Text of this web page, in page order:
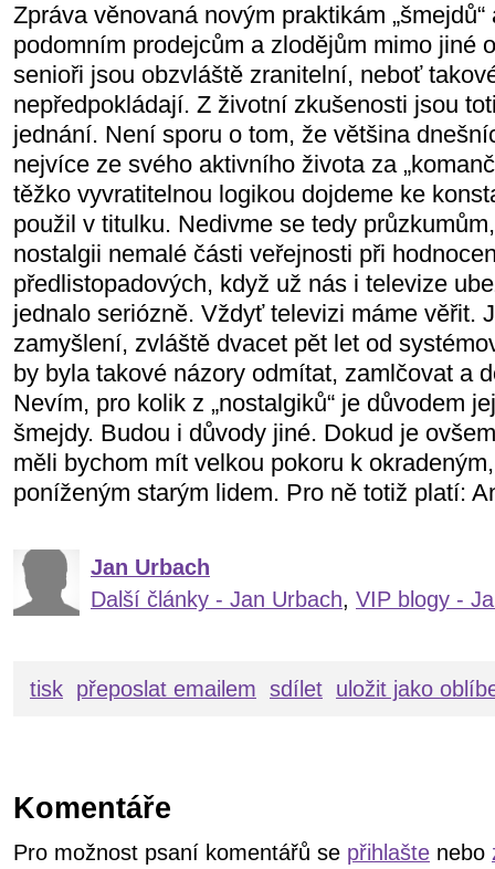
Zpráva věnovaná novým praktikám
podomním prodejcům a zlodějům mimo jiné
senioři jsou obzvláště zranitelní, neboť
nepředpokládají. Z životní zkušenosti jsou
jednání. Není sporu o tom, že většina
nejvíce ze svého aktivního života za
těžko vyvratitelnou logikou dojdeme ke
použil v titulku. Nedivme se tedy
nostalgii nemalé části veřejnosti při
předlistopadových, když už nás i televize
jednalo seriózně. Vždyť televizi máme věřit.
zamyšlení, zvláště dvacet pět let od
by byla takové názory odmítat, zamlčovat a
Nevím, pro kolik z „nostalgiků“ je důvodem
šmejdy. Budou i důvody jiné. Dokud je
měli bychom mít velkou pokoru k
poníženým starým lidem. Pro ně totiž platí:
Jan Urbach
Další články - Jan Urbach, VIP blogy -
tisk přeposlat emailem sdílet uložit jako
Komentáře
Pro možnost psaní komentářů se přihlašte nebo